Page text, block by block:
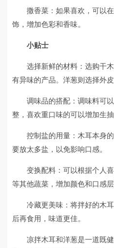
撒香菜：如果喜欢，可以
饰，增加色彩和香味。
小贴士
选择新鲜的材料：选购干
有异味的产品。洋葱则选择外
调味品的搭配：调味料可
整，喜欢重口味的可以增加生抽
控制盐的用量：木耳本身
要放太多盐，以免影响口感。
变换配料：可以根据个人
等其他蔬菜，增加颜色和口感层
冷藏更美味：将拌好的木
后再食用，味道更佳。
凉拌木耳和洋葱是一道既